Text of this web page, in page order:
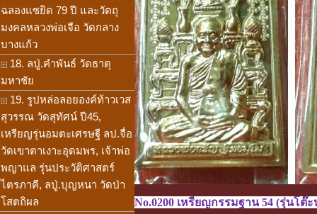
ฉลองแซยิด 79 ปี และวัตถุ
มงคลหลวงพ่อเจือ วัดกลาง
บางแก้ว
18. ลปู่.คำพันธ์ วัดธาตุ
มหาชัย
19. รูปหล่อลอยองค์ท้าวเวส
สุวรรณ วัดสุทัศน์ ปี45,
เหรียญรุ่นอมตะเศรษฐี ลป.จื่อ
วัดเขาตาเงาะอุดมพร, เจ้าพ่อ
พญาแล รุ่นประวัติศาสตร์
ไตรภาคี, ลปู่.บุญหนา วัดป่า
โสตถิผล
No.0200 เหรียญกรรมฐาน 54 (รุ่นโ